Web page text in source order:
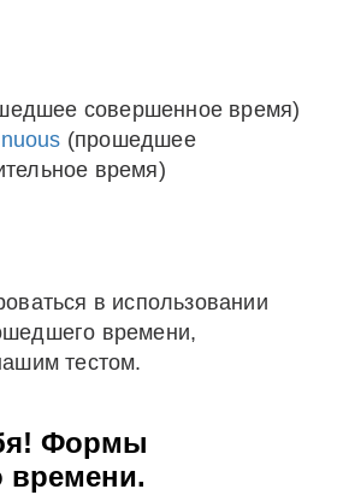
совершенное время)
(прошедшее
время)
в использовании
времени,
тестом.
Формы
времени.